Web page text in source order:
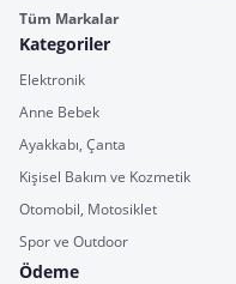
Tüm Markalar
Kategoriler
Elektronik
Anne Bebek
Ayakkabı, Çanta
Kişisel Bakım ve Kozmetik
Otomobil, Motosiklet
Spor ve Outdoor
Ödeme